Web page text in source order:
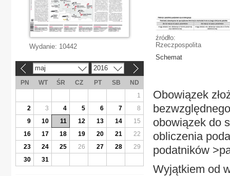
źródło:
Rzeczpospolita
Schemat
Obowiązek
obowiązek do
obliczenia
podatników
Wyjątkiem od
Wydanie: 10442
maj 2016
PN WT ŚR CZ PT SB
ND
1
2
3 4 5 6 7
8
9
10 11 12 13 14
15
16
17 18 19 20 21
22
23
24 25 26 27 28
29
30
31